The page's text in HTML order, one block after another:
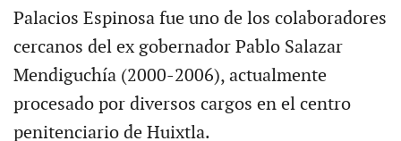
Palacios Espinosa fue uno de los colaboradores
cercanos del ex gobernador Pablo Salazar
Mendiguchía (2000-2006), actualmente
procesado por diversos cargos en el centro
penitenciario de Huixtla.